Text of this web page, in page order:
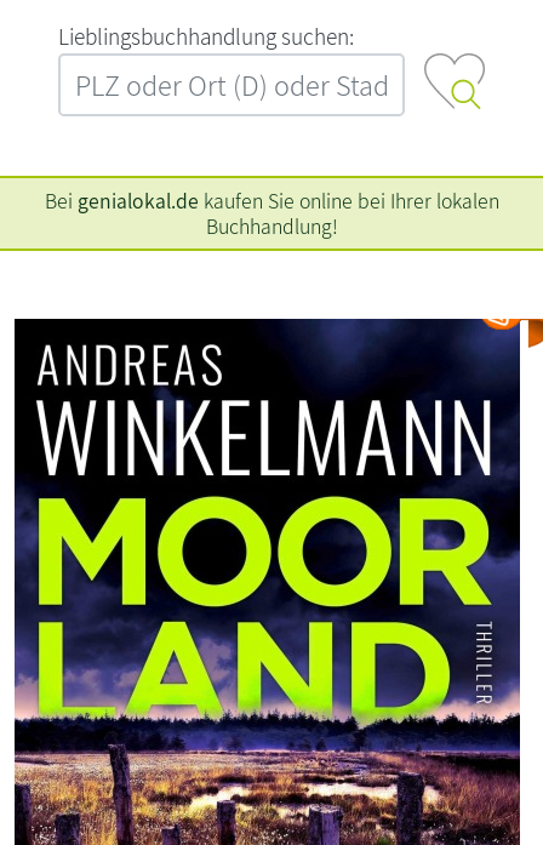
L‍i‍e‍b‍l‍i‍n‍g‍s‍b‍u‍c‍h‍h‍a‍n‍d‍l‍u‍n‍g‍ ‍s‍u‍c‍h‍e‍n‍:‍
Bei genialokal.de kaufen Sie online bei Ihrer lokalen
Buchhandlung!